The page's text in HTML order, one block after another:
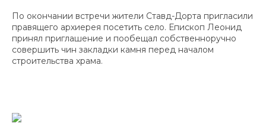
По окончании встречи жители Ставд-Дорта пригласили
правящего архиерея посетить село. Епископ Леонид
принял приглашение и пообещал собственноручно
совершить чин закладки камня перед началом
строительства храма.